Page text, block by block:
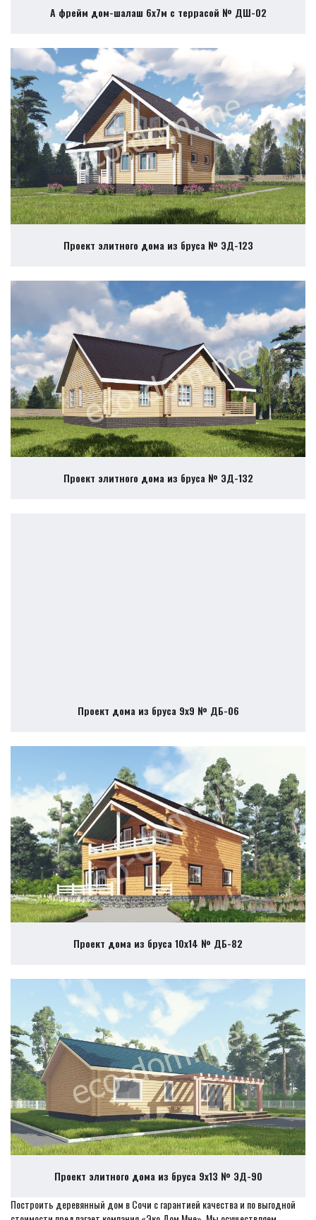
А фрейм дом-шалаш 6х7м с террасой № ДШ-02
Проект элитного дома из бруса № ЭД-123
Проект элитного дома из бруса № ЭД-132
Проект дома из бруса 9х9 № ДБ-06
Проект дома из бруса 10х14 № ДБ-82
Проект элитного дома из бруса 9х13 № ЭД-90
Построить деревянный дом в Сочи с гарантией качества и по выгодной